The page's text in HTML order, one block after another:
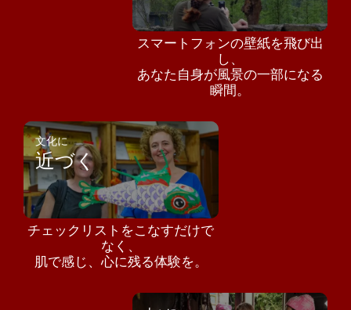
スマートフォンの壁紙を飛び出
し、
あなた自身が風景の一部になる
瞬間。
文化に
近づく
チェックリストをこなすだけで
なく、
肌で感じ、心に残る体験を。